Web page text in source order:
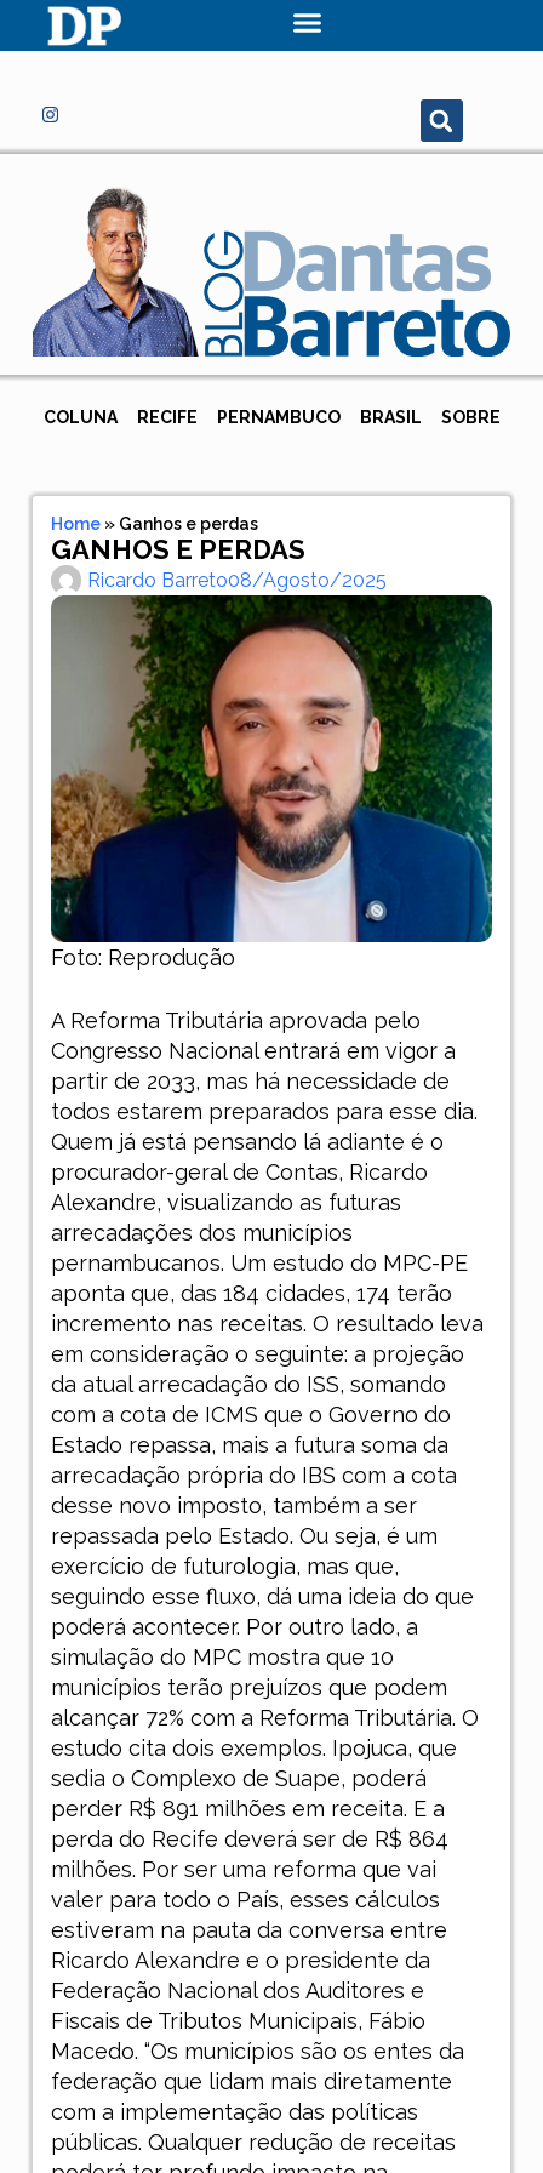
COLUNA RECIFE PERNAMBUCO BRASIL SOBRE
Home» Ganhos e perdas
GANHOS E PERDAS
Ricardo Barreto08/agosto/2025
Foto: Reprodução
A Reforma Tributária aprovada pelo
Congresso Nacional entrará em vigor a
partir de 2033, mas há necessidade de
todos estarem preparados para esse dia.
Quem já está pensando lá adiante é o
procurador-geral de Contas, Ricardo
Alexandre, visualizando as futuras
arrecadações dos municípios
pernambucanos. Um estudo do MPC-PE
aponta que, das 184 cidades, 174 terão
incremento nas receitas. O resultado leva
em consideração o seguinte: a projeção
da atual arrecadação do ISS, somando
com a cota de ICMS que o Governo do
Estado repassa, mais a futura soma da
arrecadação própria do IBS com a cota
desse novo imposto, também a ser
repassada pelo Estado. Ou seja, é um
exercício de futurologia, mas que,
seguindo esse fluxo, dá uma ideia do que
poderá acontecer. Por outro lado, a
simulação do MPC mostra que 10
municípios terão prejuízos que podem
alcançar 72% com a Reforma Tributária. O
estudo cita dois exemplos. Ipojuca, que
sedia o Complexo de Suape, poderá
perder R$ 891 milhões em receita. E a
perda do Recife deverá ser de R$ 864
milhões. Por ser uma reforma que vai
valer para todo o País, esses cálculos
estiveram na pauta da conversa entre
Ricardo Alexandre e o presidente da
Federação Nacional dos Auditores e
Fiscais de Tributos Municipais, Fábio
Macedo. “Os municípios são os entes da
federação que lidam mais diretamente
com a implementação das políticas
públicas. Qualquer redução de receitas